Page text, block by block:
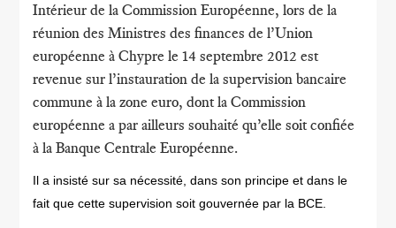
Intérieur de la Commission Européenne, lors de la
réunion des Ministres des finances de l’Union
européenne à Chypre le 14 septembre 2012 est
revenue sur l’instauration de la supervision bancaire
commune à la zone euro, dont la Commission
européenne a par ailleurs souhaité qu’elle soit confiée
à la Banque Centrale Européenne.
Il a insisté sur sa nécessité, dans son principe et dans le
fait que cette supervision soit gouvernée par la BCE.